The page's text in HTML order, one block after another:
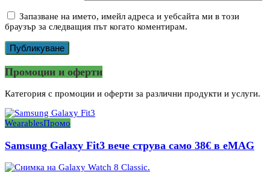
Запазване на името, имейл адреса и уебсайта ми в този
браузър за следващия път когато коментирам.
Промоции и оферти
Категория с промоции и оферти за различни продукти и услуги.
WearablesПромо
Samsung Galaxy Fit3 вече струва само 38€ в eMAG